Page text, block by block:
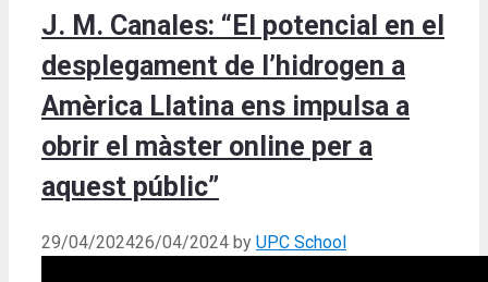
J. M. Canales: “El potencial en el
desplegament de l’hidrogen a
Amèrica Llatina ens impulsa a
obrir el màster online per a
aquest públic”
29/04/202426/04/2024 by UPC School